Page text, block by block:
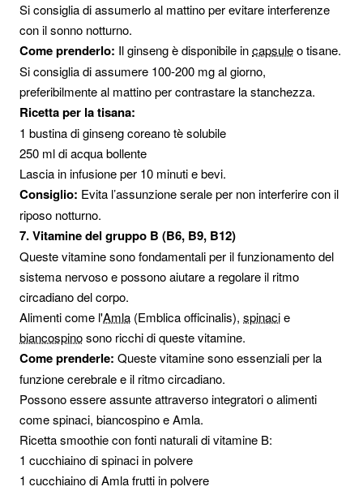
Si consiglia di assumerlo al mattino per evitare interferenze
con il sonno notturno.
Come prenderlo: Il ginseng è disponibile incapsuleo tisane.
Si consiglia di assumere 100-200 mg al giorno,
preferibilmente al mattino per contrastare la stanchezza.
Ricetta per la tisana:
1 bustina di ginseng coreano tè solubile
250 ml di acqua bollente
Lascia in infusione per 10 minuti e bevi.
Consiglio: Evita l’assunzione serale per non interferire con il
riposo notturno.
7. Vitamine del gruppo B (B6, B9, B12)
Queste vitamine sono fondamentali per il funzionamento del
sistema nervoso e possono aiutare a regolare il ritmo
circadiano del corpo.
Alimenti come l'Amla (Emblica officinalis), spinacie
biancospinosono ricchi di queste vitamine.
Come prenderle: Queste vitamine sono essenziali per la
funzione cerebrale e il ritmo circadiano.
Possono essere assunte attraverso integratori o alimenti
come spinaci, biancospino e Amla.
Ricetta smoothie con fonti naturali di vitamine B:
1 cucchiaino di spinaci in polvere
1 cucchiaino di Amla frutti in polvere